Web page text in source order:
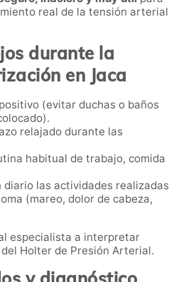
real de la tensión arterial
durante la
en Jaca
(evitar duchas o baños
relajado durante las
habitual de trabajo, comida
diario las actividades realizadas
(mareo, dolor de cabeza,
especialista a interpretar
Holter de Presión Arterial.